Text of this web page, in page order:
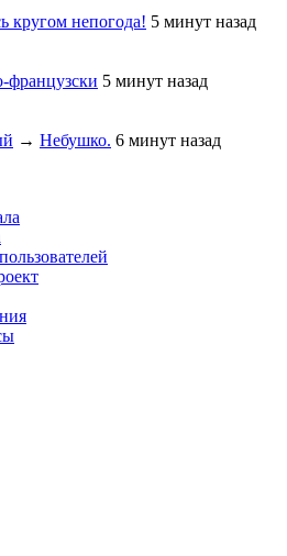
кругом непогода! 5 минут назад
французски 5 минут назад
→ Небушко. 6 минут назад